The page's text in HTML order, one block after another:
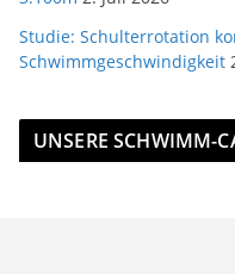
Studie: Schulterrotation
Schwimmgeschwindigkeit
UNSERE SCHWIMM-